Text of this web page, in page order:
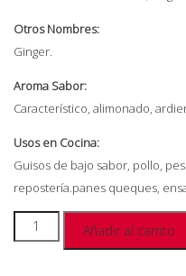
Otros Nombres:
Ginger.
Aroma Sabor:
Característico, alimonado,
Usos en Cocina:
Guisos de bajo sabor, pollo,
repostería.panes queques,
Añadir al carrito